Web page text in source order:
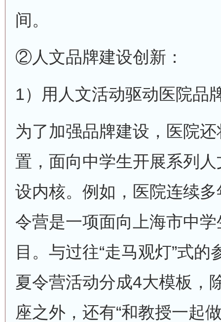
间。
②人文品牌建设创新：
1）用人文活动驱动医院品
为了加强品牌建设，医院
置，面向中学生开展系列
设内核。例如，医院连续
令营是一项面向上海市中
目。与过往“走马观灯”式
夏令营活动分成4大模板，
座之外，还有“和教授一起